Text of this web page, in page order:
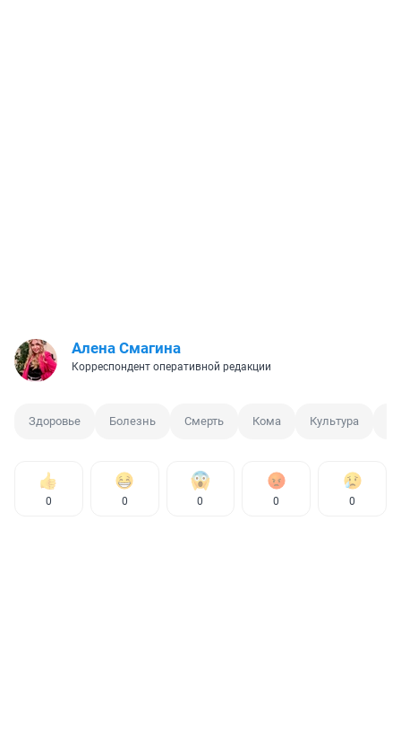
Алена Смагина
Корреспондент оперативной редакции
Здоровье Болезнь Смерть Кома Культура
0 0 0 0 0